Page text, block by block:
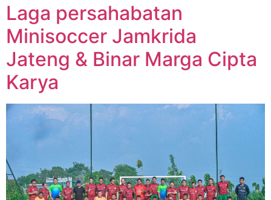
Laga persahabatan
Minisoccer Jamkrida
Jateng & Binar Marga Cipta
Karya